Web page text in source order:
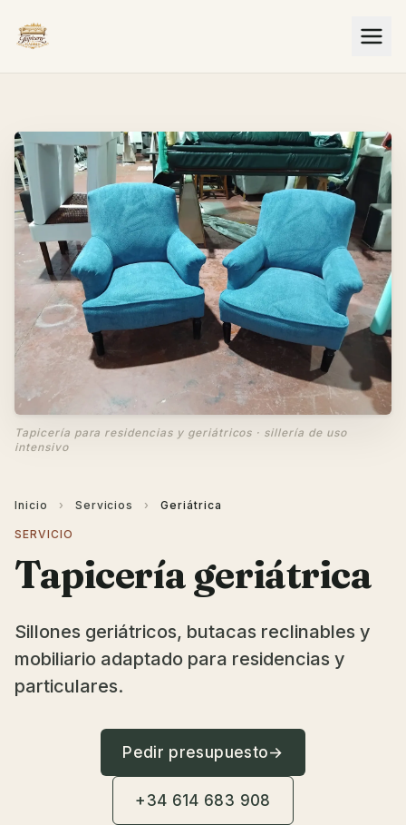
Inicio › Servicios › Geriátrica
SERVICIO
Tapicería geriátrica
Sillones geriátricos, butacas reclinables y
mobiliario adaptado para residencias y
particulares.
Pedir presupuesto→
+34 614 683 908
Tapicería para residencias y geriátricos · sillería de uso
intensivo